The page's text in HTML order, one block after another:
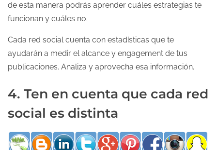
de esta manera podrás aprender cuáles estrategias te
funcionan y cuáles no.
Cada red social cuenta con estadísticas que te
ayudarán a medir el alcance y engagement de tus
publicaciones. Analiza y aprovecha esa información.
4. Ten en cuenta que cada red
social es distinta